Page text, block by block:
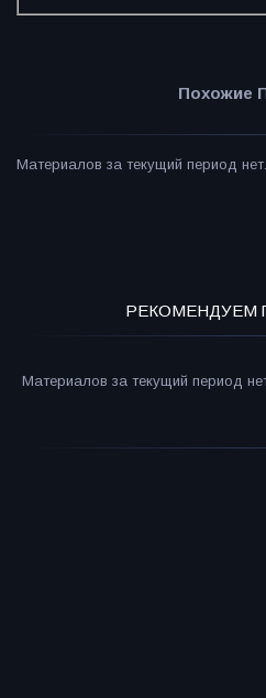
Похожие
Материалов за текущий период нет.
РЕКОМЕНДУЕМ
Материалов за текущий период